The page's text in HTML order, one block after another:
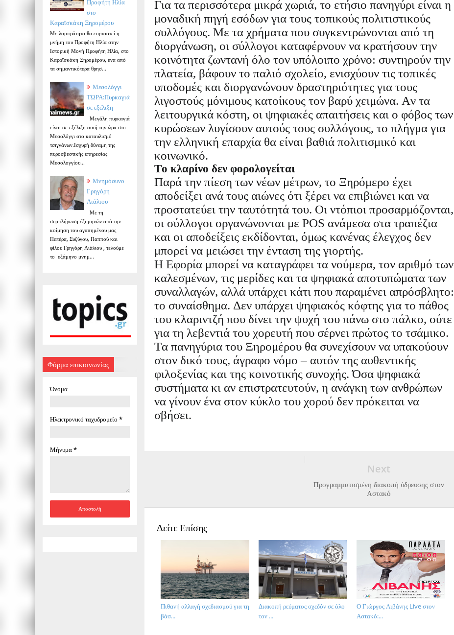
στο
Καραϊσκάκη Ξηρομέρου
Με λαμπρότητα θα εορταστεί η
μνήμη του Προφήτη Ηλία στην
Ιστορική Μονή Προφήτη Ηλία, στο
Καραϊσκάκη Ξηρομέρου, ένα από
τα σημαντικότερα θρησ...
Μεσολόγγι
ΤΩΡΑ:Πυρκαγιά
σε εξέλιξη
Μεγάλη πυρκαγιά
είναι σε εξέλιξη αυτή την ώρα στο
Μεσολόγγι στο καταυλισμό
τσιγγάνων.Ισχυρή δύναμη της
πυροσβεστικής υπηρεσίας
Μεσολογγίου...
Μνημόσυνο
Γρηγόρη
Λιάλιου
Με τη
συμπλήρωση έξι μηνών από την
κοίμηση του αγαπημένου μας
Πατέρα, Συζύγου, Παππού και
φίλου Γρηγόρη Λιάλιου , τελούμε
το εξάμηνο μνημ...
Φόρμα επικοινωνίας
Όνομα
Ηλεκτρονικό ταχυδρομείο *
Μήνυμα*
Για τα περισσότερα μικρά χωριά, το ετήσιο πανηγύρι είναι η
μοναδική πηγή εσόδων για τους τοπικούς πολιτιστικούς
συλλόγους. Με τα χρήματα που συγκεντρώνονται από τη
διοργάνωση, οι σύλλογοι καταφέρνουν να κρατήσουν την
κοινότητα ζωντανή όλο τον υπόλοιπο χρόνο: συντηρούν την
πλατεία, βάφουν το παλιό σχολείο, ενισχύουν τις τοπικές
υποδομές και διοργανώνουν δραστηριότητες για τους
λιγοστούς μόνιμους κατοίκους τον βαρύ χειμώνα. Αν τα
λειτουργικά κόστη, οι ψηφιακές απαιτήσεις και ο φόβος των
κυρώσεων λυγίσουν αυτούς τους συλλόγους, το πλήγμα για
την ελληνική επαρχία θα είναι βαθιά πολιτισμικό και
κοινωνικό.
Το κλαρίνο δεν φορολογείται
Παρά την πίεση των νέων μέτρων, το Ξηρόμερο έχει
αποδείξει ανά τους αιώνες ότι ξέρει να επιβιώνει και να
προστατεύει την ταυτότητά του. Οι ντόπιοι προσαρμόζονται,
οι σύλλογοι οργανώνονται με POS ανάμεσα στα τραπέζια
και οι αποδείξεις εκδίδονται, όμως κανένας έλεγχος δεν
μπορεί να μειώσει την ένταση της γιορτής.
Η Εφορία μπορεί να καταγράφει τα νούμερα, τον αριθμό των
καλεσμένων, τις μερίδες και τα ψηφιακά αποτυπώματα των
συναλλαγών, αλλά υπάρχει κάτι που παραμένει απρόσβλητο:
το συναίσθημα. Δεν υπάρχει ψηφιακός κόφτης για το πάθος
του κλαριντζή που δίνει την ψυχή του πάνω στο πάλκο, ούτε
για τη λεβεντιά του χορευτή που σέρνει πρώτος το τσάμικο.
Τα πανηγύρια του Ξηρομέρου θα συνεχίσουν να υπακούουν
στον δικό τους, άγραφο νόμο – αυτόν της αυθεντικής
φιλοξενίας και της κοινοτικής συνοχής. Όσα ψηφιακά
συστήματα κι αν επιστρατευτούν, η ανάγκη των ανθρώπων
να γίνουν ένα στον κύκλο του χορού δεν πρόκειται να
σβήσει.
Next
Προγραμματισμένη διακοπή ύδρευσης στον
Αστακό
Δείτε Επίσης
Ο Γιώργος Λιβάνης Live στον
Αστακό:...
Διακοπή ρεύματος σχεδόν σε όλο
τον ...
Πιθανή αλλαγή σχεδιασμού για τη
βάσ...